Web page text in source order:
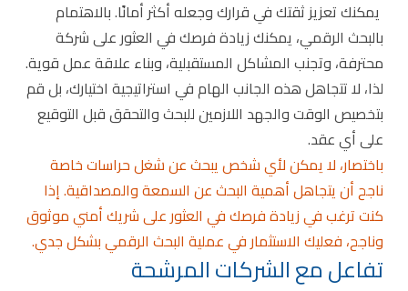
يمكنك تعزيز ثقتك في قرارك وجعله أكثر أمانًا. بالاهتمام
بالبحث الرقمي، يمكنك زيادة فرصك في العثور على شركة
محترفة، وتجنب المشاكل المستقبلية، وبناء علاقة عمل قوية.
لذا، لا تتجاهل هذه الجانب الهام في استراتيجية اختيارك، بل قم
بتخصيص الوقت والجهد اللازمين للبحث والتحقق قبل التوقيع
على أي عقد.
باختصار، لا يمكن لأي شخص يبحث عن شغل حراسات خاصة
ناجح أن يتجاهل أهمية البحث عن السمعة والمصداقية. إذا
كنت ترغب في زيادة فرصك في العثور على شريك أمني موثوق
وناجح، فعليك الاستثمار في عملية البحث الرقمي بشكل جدي.
تفاعل مع الشركات المرشحة